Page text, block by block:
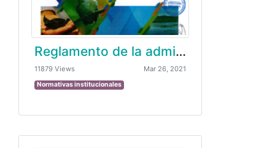
Reglamento de la administración del fondo de caja chica
11879 Views Mar 26, 2021
Normativas institucionales